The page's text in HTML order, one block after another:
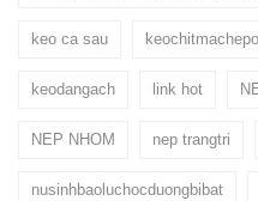
keo ca sau
keodangach link hot
NEP NHOM nep trangtri
nusinhbaoluchocduongbibat